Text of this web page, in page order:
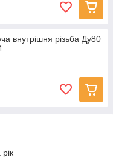
внутрішня різьба Ду80